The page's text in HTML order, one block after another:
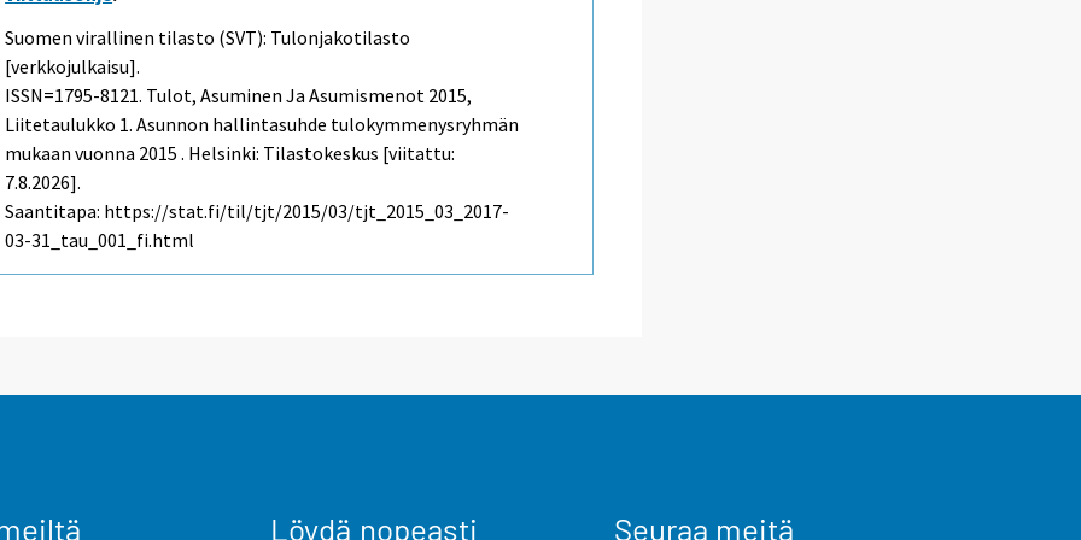
Suomen virallinen tilasto (SVT): Tulonjakotilasto
[verkkojulkaisu].
ISSN=1795-8121. Tulot, Asuminen Ja Asumismenot 2015,
Liitetaulukko 1. Asunnon hallintasuhde tulokymmenysryhmän
mukaan vuonna 2015 . Helsinki: Tilastokeskus [viitattu:
7.8.2026].
Saantitapa: https://stat.fi/til/tjt/2015/03/tjt_2015_03_2017-
03-31_tau_001_fi.html
Löydä nopeasti Seuraa meitä